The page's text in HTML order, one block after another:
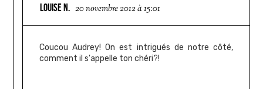
LOUISE N. 20 novembre 2012 à 15:01
Coucou Audrey! On est intrigués de notre côté,
comment il s'appelle ton chéri?!